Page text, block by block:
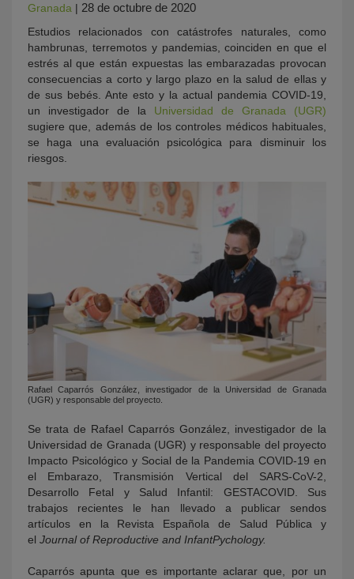
Granada | 28 de octubre de 2020
Estudios relacionados con catástrofes naturales, como
hambrunas, terremotos y pandemias, coinciden en que el
estrés al que están expuestas las embarazadas provocan
consecuencias a corto y largo plazo en la salud de ellas y
de sus bebés. Ante esto y la actual pandemia COVID-19,
un investigador de la Universidad de Granada (UGR)
sugiere que, además de los controles médicos habituales,
se haga una evaluación psicológica para disminuir los
riesgos.
Rafael Caparrós González, investigador de la Universidad de Granada
(UGR) y responsable del proyecto.
Se trata de Rafael Caparrós González, investigador de la
Universidad de Granada (UGR) y responsable del proyecto
Impacto Psicológico y Social de la Pandemia COVID-19 en
el Embarazo, Transmisión Vertical del SARS-CoV-2,
Desarrollo Fetal y Salud Infantil: GESTACOVID. Sus
trabajos recientes le han llevado a publicar sendos
artículos en la Revista Española de Salud Pública y
el Journal of Reproductive and InfantPychology.
Caparrós apunta que es importante aclarar que, por un